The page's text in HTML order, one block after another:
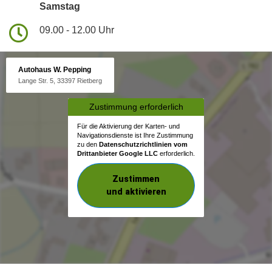
Samstag
09.00 - 12.00 Uhr
Autohaus W. Pepping
Lange Str. 5, 33397 Rietberg
Zustimmung erforderlich
Für die Aktivierung der Karten- und
Navigationsdienste ist Ihre Zustimmung
zu den Datenschutzrichtlinien vom
Drittanbieter Google LLC erforderlich.
Zustimmen
und aktivieren